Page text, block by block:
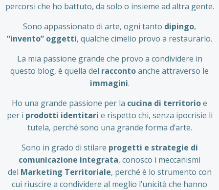
percorsi che ho battuto, da solo o insieme ad altra gente.
Sono appassionato di arte, ogni tanto dipingo,
“invento” oggetti, qualche cimelio provo a restaurarlo.
La mia passione grande che provo a condividere in
questo blog, è quella del raccontoanche attraverso le
immagini.
Ho una grande passione per la cucina di territorioe
per i prodotti identitari e rispetto chi, senza ipocrisie li
tutela, perché sono una grande forma d’arte.
Sono in grado di stilare progetti e strategie di
comunicazione integrata, conosco i meccanismi
del Marketing Territoriale, perché è lo strumento con
cui riuscire a condividere al meglio l’unicità che hanno